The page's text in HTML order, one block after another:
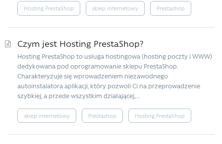
Hosting PrestaShop sklep internetowy Prestashop
Czym jest Hosting PrestaShop?
Hosting PrestaShop to usługa hostingowa (hosting poczty i WWW)
dedykowana pod oprogramowanie sklepu PrestaShop.
Charakteryzuje się wprowadzeniem niezawodnego
autoinstalatora aplikacji, który pozwoli Ci na przeprowadzenie
szybkiej, a przede wszystkim działającej,...
sklep internetowy Prestashop Hosting PrestaShop